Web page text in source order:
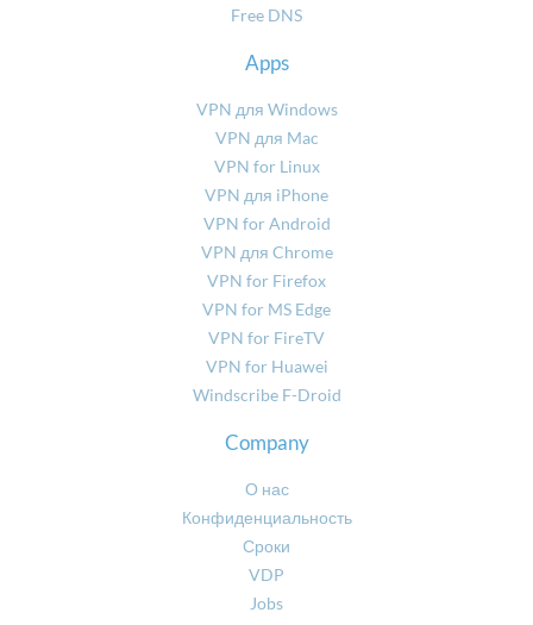
Free DNS
Apps
VPN для Windows
VPN для Mac
VPN for Linux
VPN для iPhone
VPN for Android
VPN для Chrome
VPN for Firefox
VPN for MS Edge
VPN for FireTV
VPN for Huawei
Windscribe F-Droid
Company
О нас
Конфиденциальность
Сроки
VDP
Jobs